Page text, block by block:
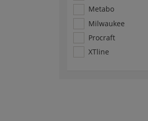
Metabo
Milwaukee
Procraft
XTline